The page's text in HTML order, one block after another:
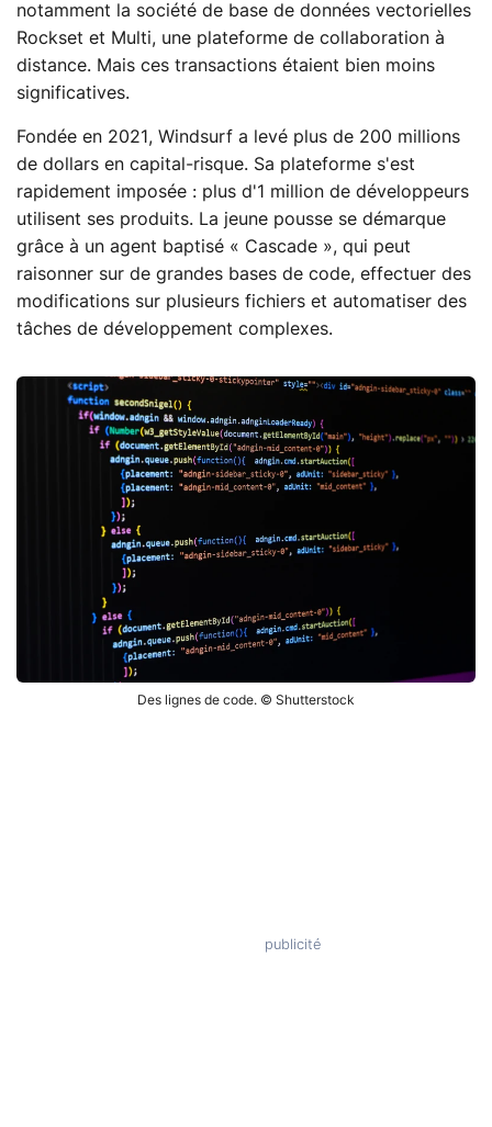
notamment la société de base de données vectorielles
Rockset et Multi, une plateforme de collaboration à
distance. Mais ces transactions étaient bien moins
significatives.
Fondée en 2021, Windsurf a levé plus de 200 millions
de dollars en capital-risque. Sa plateforme s'est
rapidement imposée : plus d'1 million de développeurs
utilisent ses produits. La jeune pousse se démarque
grâce à un agent baptisé « Cascade », qui peut
raisonner sur de grandes bases de code, effectuer des
modifications sur plusieurs fichiers et automatiser des
tâches de développement complexes.
Des lignes de code. © Shutterstock